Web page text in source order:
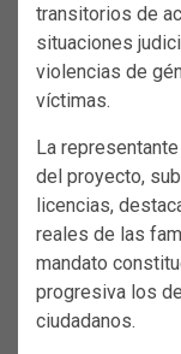
transitorios de
situaciones
violencias de
víctimas.
La
del proyecto,
licencias,
reales de las
mandato
progresiva los
ciudadanos.